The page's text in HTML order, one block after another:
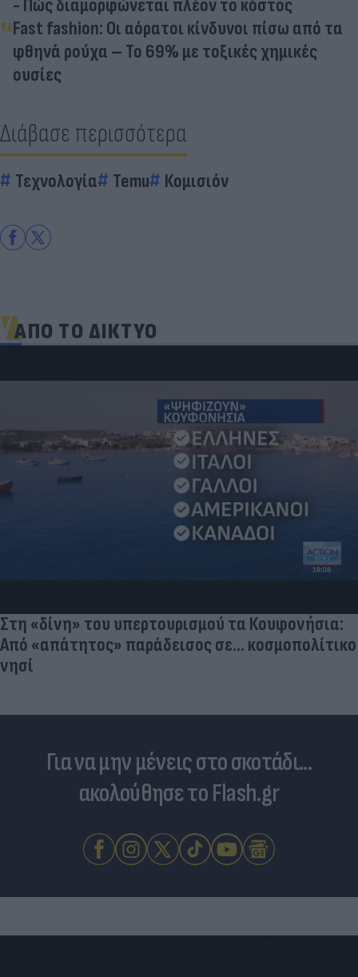
- Πώς διαμορφώνεται πλέον το κόστος
Fast fashion: Οι αόρατοι κίνδυνοι πίσω από τα
φθηνά ρούχα – Το 69% με τοξικές χημικές
ουσίες
Διάβασε περισσότερα
Τεχνολογία Temu Κομισιόν
ΑΠΟ ΤΟ ΔΙΚΤΥΟ
Στη «δίνη» του υπερτουρισμού τα Κουφονήσια:
Από «απάτητος» παράδεισος σε... κοσμοπολίτικο
νησί
Για να μην μένεις στο σκοτάδι...
ακολούθησε το Flash.gr